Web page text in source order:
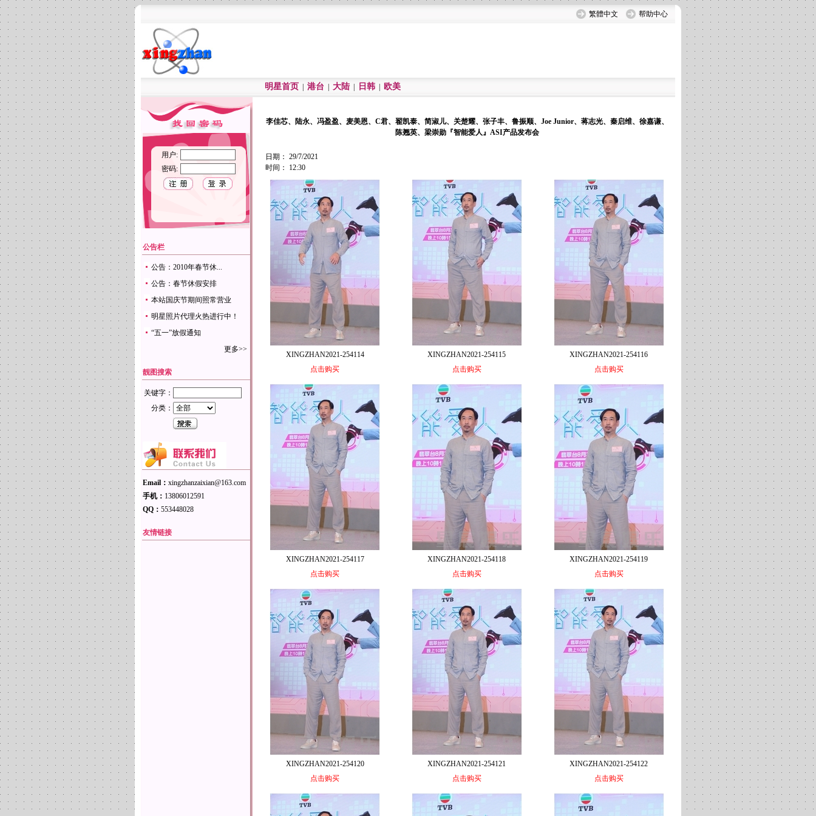
繁體中文 帮助中心
明星首页 港台 大陆 日韩 欧美
用户:
密码:
公告栏
公告：2010年春节休...
公告：春节休假安排
本站国庆节期间照常营业
明星照片代理火热进行中！
“五一”放假通知
更多>>
靓图搜索
关键字：
分类：
Email： xingzhanzaixian@163.com
手机： 13806012591
QQ： 553448028
友情链接
李佳芯、陆永、冯盈盈、麦美恩、C君、翟凯泰、简淑儿、关楚耀、张子丰、鲁振顺、Joe Junior、蒋志光、秦启维、徐嘉谦、
陈翘英、梁崇勋『智能爱人』ASI产品发布会
日期： 29/7/2021
时间： 12:30
XINGZHAN2021-254114
点击购买
XINGZHAN2021-254115
点击购买
XINGZHAN2021-254116
点击购买
XINGZHAN2021-254117
点击购买
XINGZHAN2021-254118
点击购买
XINGZHAN2021-254119
点击购买
XINGZHAN2021-254120
点击购买
XINGZHAN2021-254121
点击购买
XINGZHAN2021-254122
点击购买